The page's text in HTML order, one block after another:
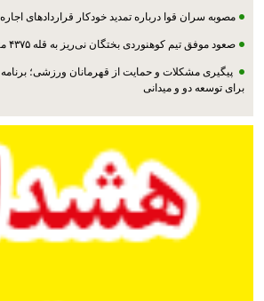
مصوبه سران قوا درباره تمدید خودکار قراردادهای
صعود موفق تیم کوهنوردی بختگان نی‌ریز به قله ۴۳۷۵ متری لاله‌زار کرمان
پیگیری مشکلات و حمایت از قهرمانان ورزشی؛
برای توسعه دو و میدانی